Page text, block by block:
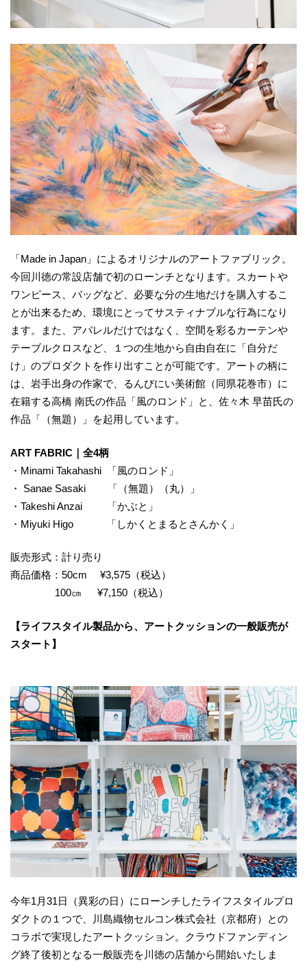
「Made in Japan」によるオリジナルのアートファブリック。
今回川徳の常設店舗で初のローンチとなります。スカートや
ワンピース、バッグなど、必要な分の生地だけを購入するこ
とが出来るため、環境にとってサスティナブルな行為になり
ます。また、アパレルだけではなく、空間を彩るカーテンや
テーブルクロスなど、１つの生地から自由自在に「自分だ
け」のプロダクトを作り出すことが可能です。アートの柄に
は、岩手出身の作家で、るんびにい美術館（同県花巻市）に
在籍する高橋 南氏の作品「風のロンド」と、佐々木 早苗氏の
作品「（無題）」を起用しています。
ART FABRIC｜全4柄
・Minami Takahashi 「風のロンド」
・ Sanae Sasaki 「（無題）（丸）」
・Takeshi Anzai 「かぶと」
・Miyuki Higo 「しかくとまるとさんかく」
販売形式：計り売り
商品価格：50cm ¥3,575（税込）
100㎝ ¥7,150（税込）
【ライフスタイル製品から、アートクッションの一般販売が
スタート】
今年1月31日（異彩の日）にローンチしたライフスタイルプロ
ダクトの１つで、川島織物セルコン株式会社（京都府）との
コラボで実現したアートクッション。クラウドファンディン
グ終了後初となる一般販売を川徳の店舗から開始いたしま